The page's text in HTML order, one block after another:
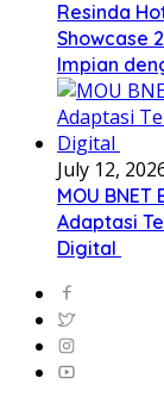
Resinda
Showcase
Impian
July 12,
MOU
Adaptasi
Digital